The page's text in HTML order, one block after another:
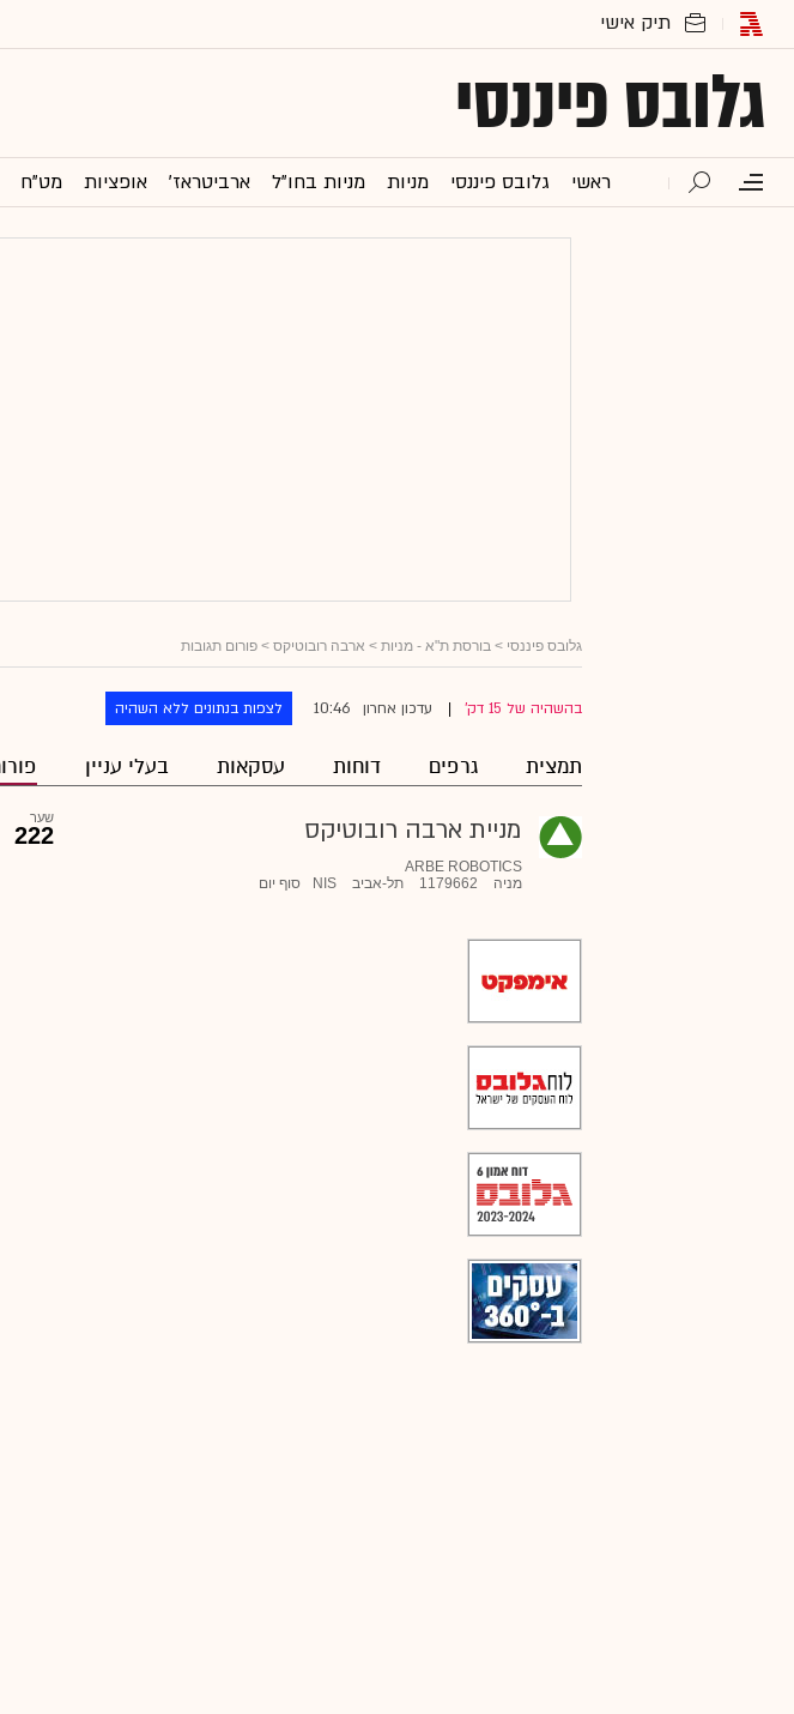
גלובס פיננסי
ראשי גלובס פיננסי מניות מניות בחו"ל ארביטראז' אופציות מט"ח
גלובס פיננסי > בורסת ת"א - מניות > ארבה רובוטיקס > פורום תגובות
בהשהיה של 15 דק' עדכון אחרון 10:46 לצפות בנתונים ללא השהיה
תמצית גרפים דוחות עסקאות בעלי עניין
מניית ארבה רובוטיקס
ARBE ROBOTICS
מניה
1179662 תל-אביב NIS סוף יום
שער
222